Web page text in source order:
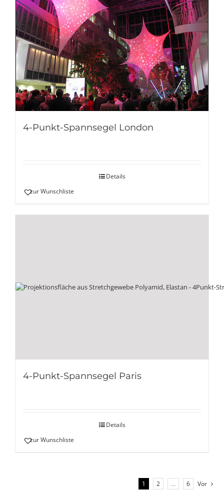
4-Punkt-Spannsegel London
Details
zur Wunschliste
4-Punkt-Spannsegel Paris
Details
zur Wunschliste
1 2 … 6 Vor